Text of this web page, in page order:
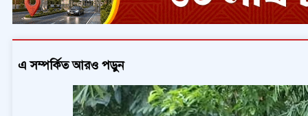
এ সম্পর্কিত আরও পড়ুন